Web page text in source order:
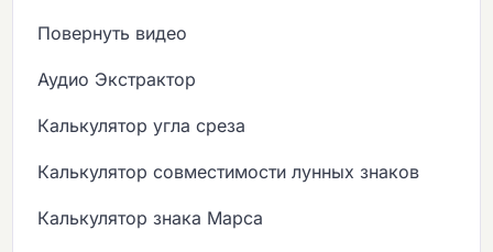
Повернуть видео
Аудио Экстрактор
Калькулятор угла среза
Калькулятор совместимости лунных знаков
Калькулятор знака Марса